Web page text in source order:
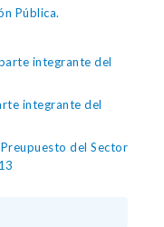
Pública.
integrante del
integrante del
del Sector